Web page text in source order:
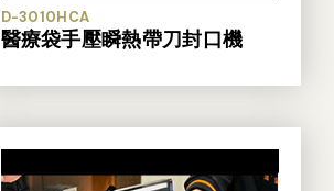
D-3010HCA
醫療袋手壓瞬熱帶刀封口機